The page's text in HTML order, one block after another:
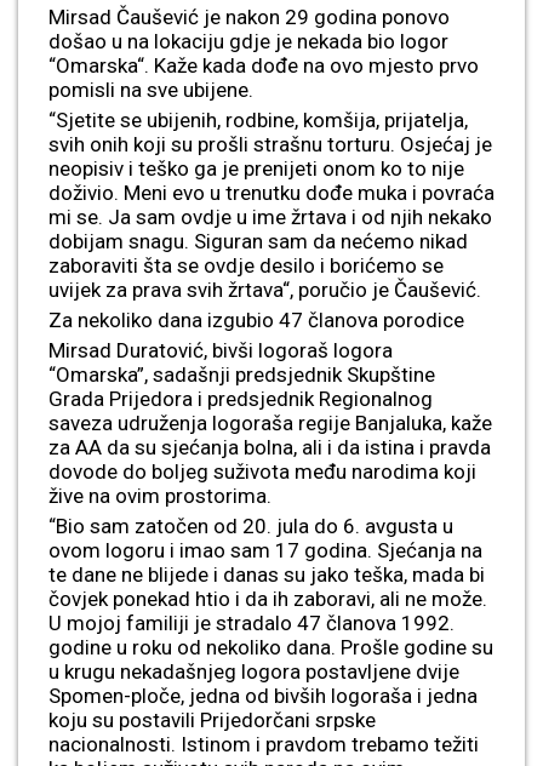
Mirsad Čaušević je nakon 29 godina ponovo
došao u na lokaciju gdje je nekada bio logor
“Omarska“. Kaže kada dođe na ovo mjesto prvo
pomisli na sve ubijene.
“Sjetite se ubijenih, rodbine, komšija, prijatelja,
svih onih koji su prošli strašnu torturu. Osjećaj je
neopisiv i teško ga je prenijeti onom ko to nije
doživio. Meni evo u trenutku dođe muka i povraća
mi se. Ja sam ovdje u ime žrtava i od njih nekako
dobijam snagu. Siguran sam da nećemo nikad
zaboraviti šta se ovdje desilo i borićemo se
uvijek za prava svih žrtava“, poručio je Čaušević.
Za nekoliko dana izgubio 47 članova porodice
Mirsad Duratović, bivši logoraš logora
“Omarska”, sadašnji predsjednik Skupštine
Grada Prijedora i predsjednik Regionalnog
saveza udruženja logoraša regije Banjaluka, kaže
za AA da su sjećanja bolna, ali i da istina i pravda
dovode do boljeg suživota među narodima koji
žive na ovim prostorima.
“Bio sam zatočen od 20. jula do 6. avgusta u
ovom logoru i imao sam 17 godina. Sjećanja na
te dane ne blijede i danas su jako teška, mada bi
čovjek ponekad htio i da ih zaboravi, ali ne može.
U mojoj familiji je stradalo 47 članova 1992.
godine u roku od nekoliko dana. Prošle godine su
u krugu nekadašnjeg logora postavljene dvije
Spomen-ploče, jedna od bivših logoraša i jedna
koju su postavili Prijedorčani srpske
nacionalnosti. Istinom i pravdom trebamo težiti